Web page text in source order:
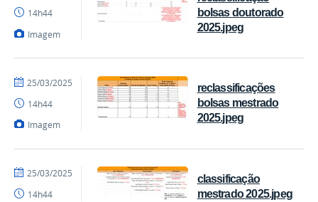
bolsas doutorado
2025.jpeg
14h44
Imagem
reclassificações
bolsas mestrado
2025.jpeg
por
publicado
25/03/2025
14h44
Imagem
classificação
mestrado 2025.jpeg
por
publicado
25/03/2025
14h44